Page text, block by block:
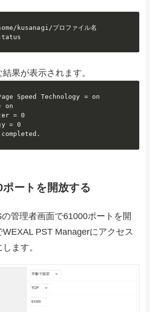
kusanagi/プロファイル名
果が表示されます。
Speed Technology = on
on
= 0
= 0
ポートを開放する
管理者画面で61000ポートを開
PST Managerにアクセス
ます。